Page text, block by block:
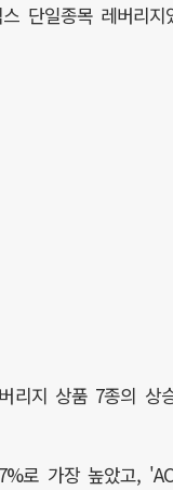
단일종목 레버리지
리지 상품 7종의 상
로 가장 높았고,